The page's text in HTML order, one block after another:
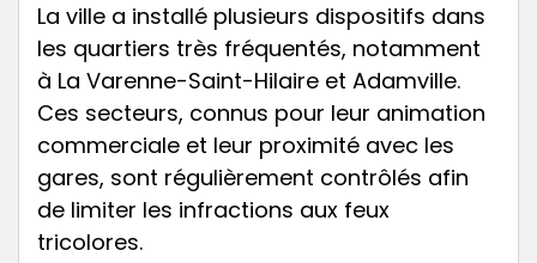
La ville a installé plusieurs dispositifs dans
les quartiers très fréquentés, notamment
à La Varenne-Saint-Hilaire et Adamville.
Ces secteurs, connus pour leur animation
commerciale et leur proximité avec les
gares, sont régulièrement contrôlés afin
de limiter les infractions aux feux
tricolores.